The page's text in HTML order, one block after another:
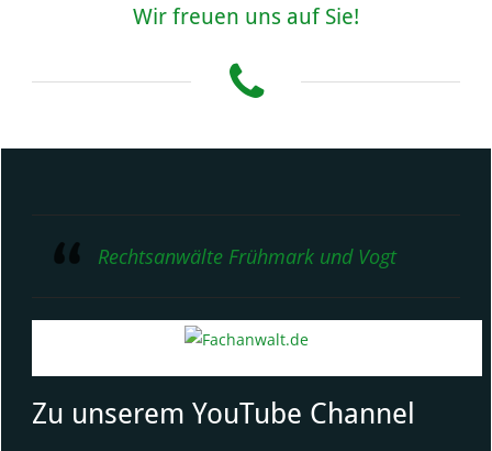
Wir freuen uns auf Sie!
Rechtsanwälte Frühmark und Vogt
Zu unserem YouTube Channel